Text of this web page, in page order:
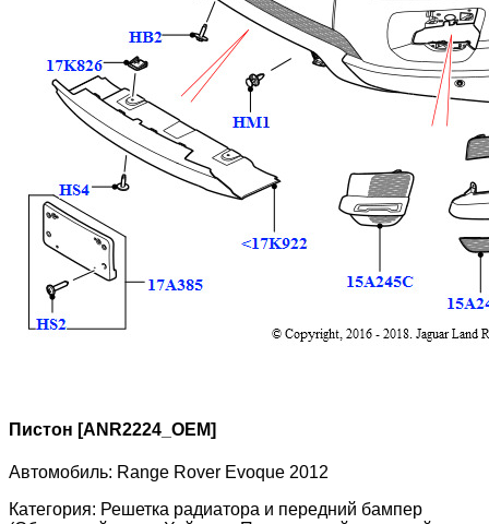
Пистон [ANR2224_OEM]
Автомобиль: Range Rover Evoque 2012
Категория: Решетка радиатора и передний бампер